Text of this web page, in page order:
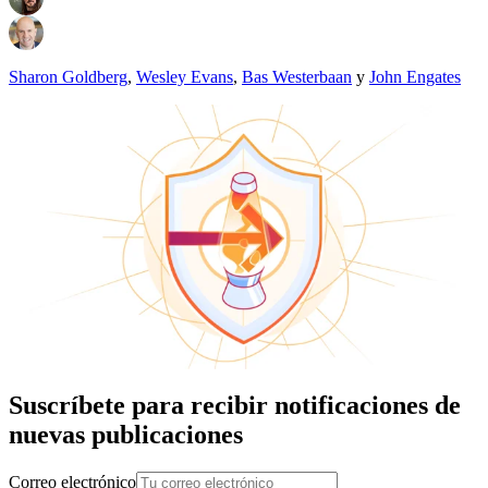
Sharon Goldberg, Wesley Evans, Bas Westerbaan y John Engates
Suscríbete para recibir notificaciones de
nuevas publicaciones
Correo electrónico